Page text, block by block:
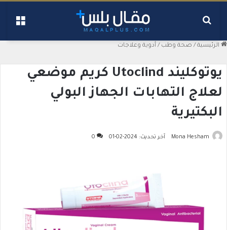
الرئيسية / صحة وطب / أدوية وعلاجات
يوتوكليند Utoclind كريم موضعي
لعلاج التهابات الجهاز البولي
البكتيرية
Mona Hesham آخر تحديث: 2024-02-01 0